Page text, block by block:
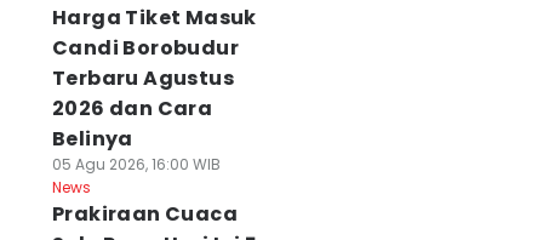
Harga Tiket Masuk
Candi Borobudur
Terbaru Agustus
2026 dan Cara
Belinya
05 Agu 2026, 16:00 WIB
News
Prakiraan Cuaca